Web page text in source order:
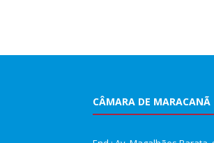
CÂMARA DE MARACANÃ